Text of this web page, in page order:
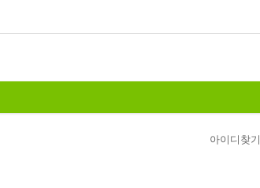
아이디찾기